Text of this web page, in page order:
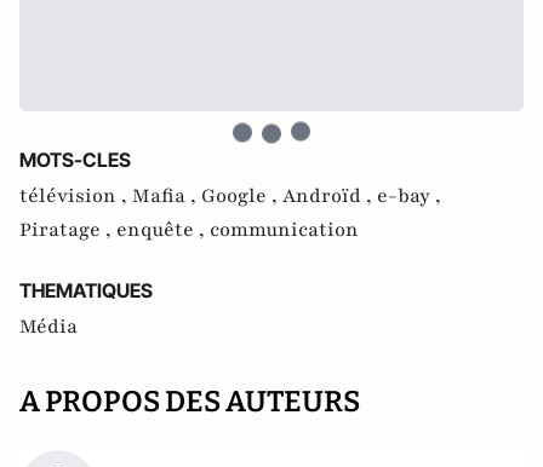
MOTS-CLES
télévision , Mafia , Google , Androïd , e-bay ,
Piratage , enquête , communication
THEMATIQUES
Média
A PROPOS DES AUTEURS